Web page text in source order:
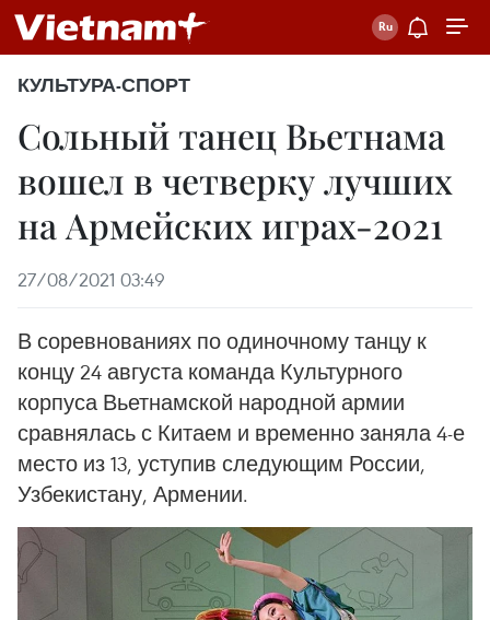
КУЛЬТУРА-СПОРТ
Сольный танец Вьетнама
вошел в четверку лучших
на Армейских играх-2021
27/08/2021 03:49
В соревнованиях по одиночному танцу к
концу 24 августа команда Культурного
корпуса Вьетнамской народной армии
сравнялась с Китаем и временно заняла 4-е
место из 13, уступив следующим России,
Узбекистану, Армении.